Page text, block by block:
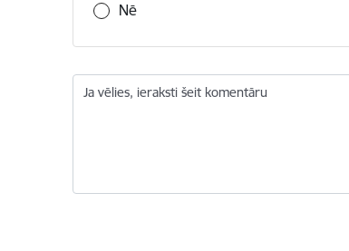
Nē
Ja vēlies, ieraksti šeit komentāru